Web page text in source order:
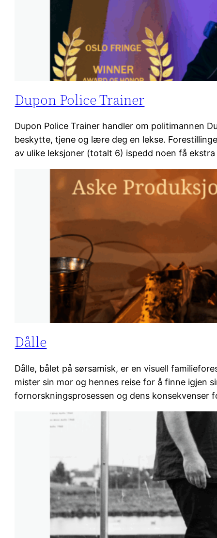
Dupon Police Trainer
Dupon Police Trainer handler om politimannen
beskytte, tjene og lære deg en lekse.
av ulike leksjoner (totalt 6) ispedd noen få
Dålle
Dålle, bålet på sørsamisk, er en visuell
mister sin mor og hennes reise for å finne igjen
fornorskningsprosessen og dens konsekvenser